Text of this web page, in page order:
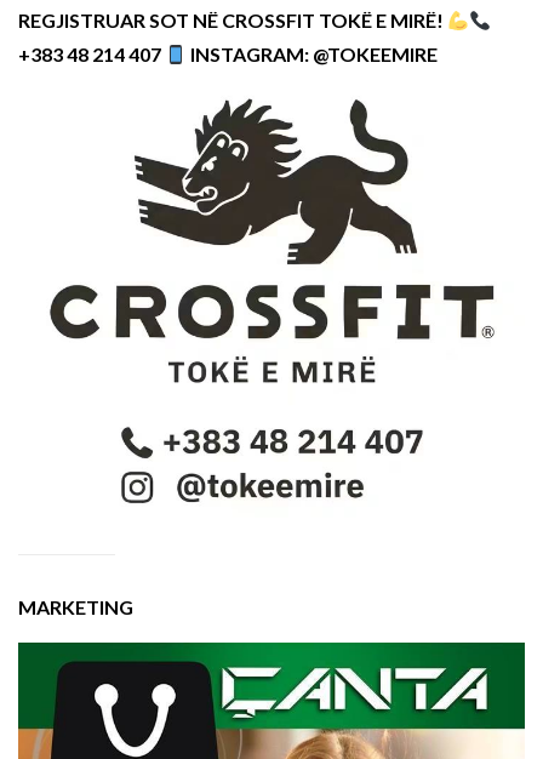
REGJISTRUAR SOT NË CROSSFIT TOKË E MIRË!
+383 48 214 407
INSTAGRAM: @TOKEEMIRE
MARKETING